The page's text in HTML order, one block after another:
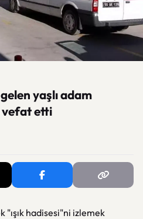
yaşlı adam
vefat etti
hadisesi"ni izlemek